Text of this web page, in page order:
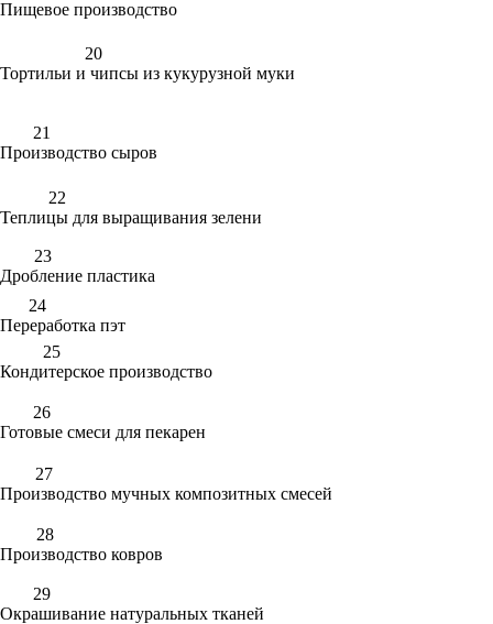
Пищевое производство
20
Тортильи и чипсы из кукурузной муки
21
Производство сыров
22
Теплицы для выращивания зелени
23
Дробление пластика
24
Переработка пэт
25
Кондитерское производство
26
Готовые смеси для пекарен
27
Производство мучных композитных смесей
28
Производство ковров
29
Окрашивание натуральных тканей